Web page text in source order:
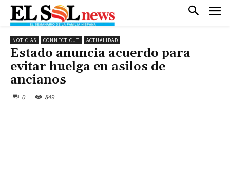
NOTICIAS CONNECTICUT ACTUALIDAD
Estado anuncia acuerdo para
evitar huelga en asilos de
ancianos
0 849